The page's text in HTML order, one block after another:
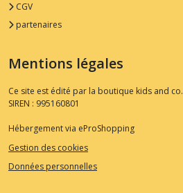
CGV
partenaires
Mentions légales
Ce site est édité par la boutique kids and co.
SIREN : 995160801
Hébergement via eProShopping
Gestion des cookies
Données personnelles